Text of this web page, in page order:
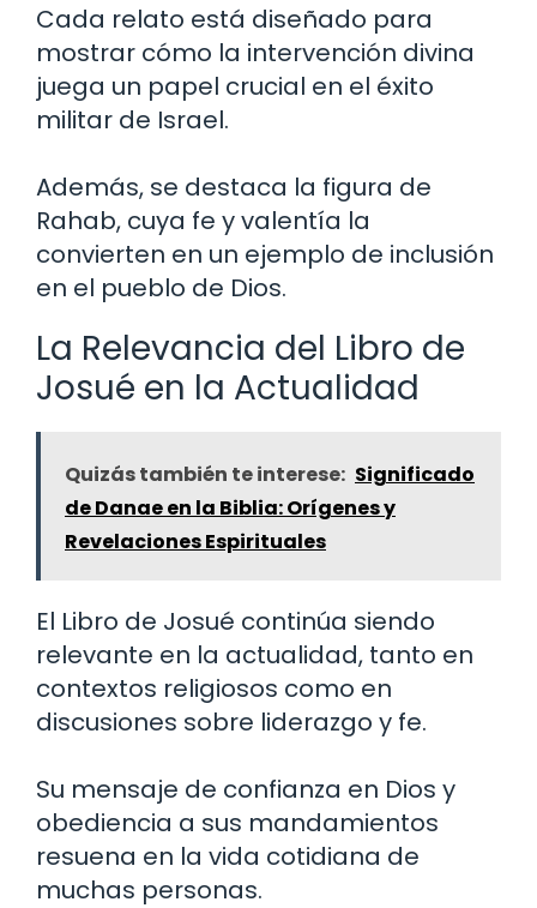
Cada relato está diseñado para
mostrar cómo la intervención divina
juega un papel crucial en el éxito
militar de Israel.
Además, se destaca la figura de
Rahab, cuya fe y valentía la
convierten en un ejemplo de inclusión
en el pueblo de Dios.
La Relevancia del Libro de
Josué en la Actualidad
Quizás también te interese: Significado
de Danae en la Biblia: Orígenes y
Revelaciones Espirituales
El Libro de Josué continúa siendo
relevante en la actualidad, tanto en
contextos religiosos como en
discusiones sobre liderazgo y fe.
Su mensaje de confianza en Dios y
obediencia a sus mandamientos
resuena en la vida cotidiana de
muchas personas.